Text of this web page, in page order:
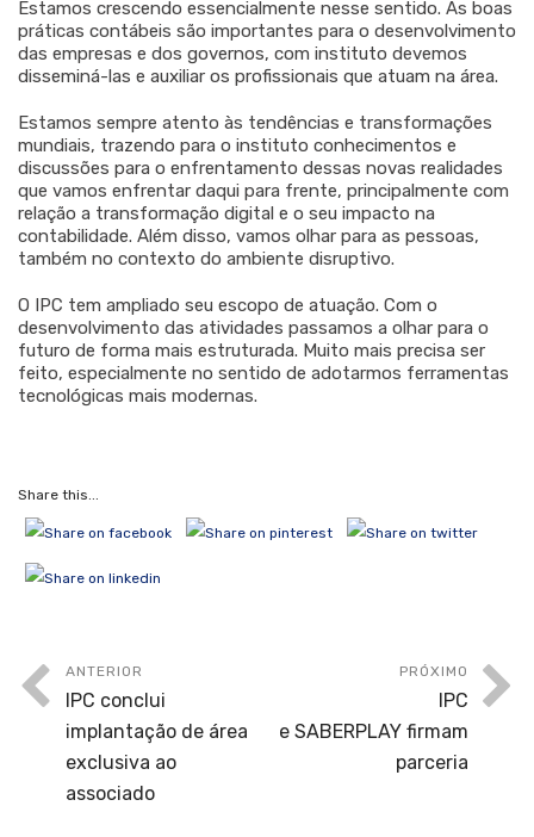
Estamos crescendo essencialmente nesse sentido. As boas
práticas contábeis são importantes para o desenvolvimento
das empresas e dos governos, com instituto devemos
disseminá-las e auxiliar os profissionais que atuam na área.
Estamos sempre atento às tendências e transformações
mundiais, trazendo para o instituto conhecimentos e
discussões para o enfrentamento dessas novas realidades
que vamos enfrentar daqui para frente, principalmente com
relação a transformação digital e o seu impacto na
contabilidade. Além disso, vamos olhar para as pessoas,
também no contexto do ambiente disruptivo.
O IPC tem ampliado seu escopo de atuação. Com o
desenvolvimento das atividades passamos a olhar para o
futuro de forma mais estruturada. Muito mais precisa ser
feito, especialmente no sentido de adotarmos ferramentas
tecnológicas mais modernas.
Share this...
ANTERIOR
IPC conclui
implantação de área
exclusiva ao
associado
PRÓXIMO
IPC
e SABERPLAY firmam
parceria